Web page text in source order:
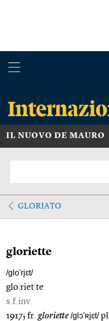
IL NUOVO DE MAURO
GLORIATO
gloriette
/glo'rjɛt/
glo riet te
s.f.inv.
1917; fr. gloriette /glɔ'ʀjɛt/pl.